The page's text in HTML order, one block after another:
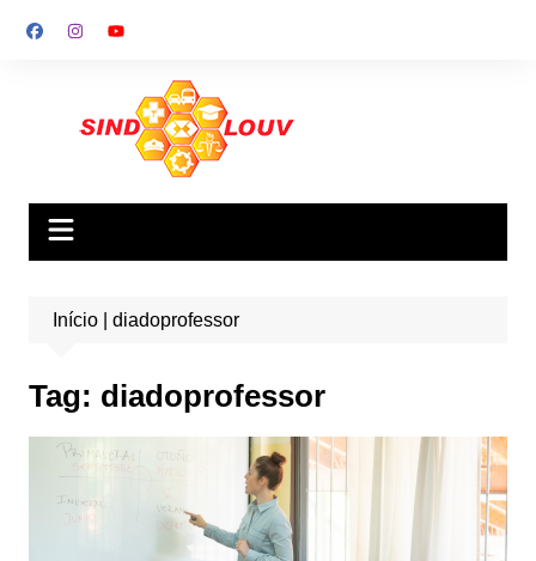
para
Início| diadoprofessor
Tag: diadoprofessor